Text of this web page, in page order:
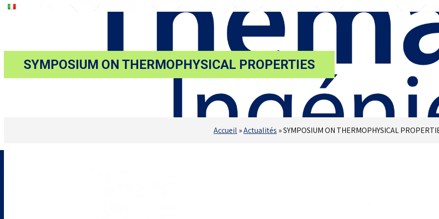
SYMPOSIUM ON THERMOPHYSICAL PROPERTIES
Accueil »Actualités »SYMPOSIUM ON THERMOPHYSICAL